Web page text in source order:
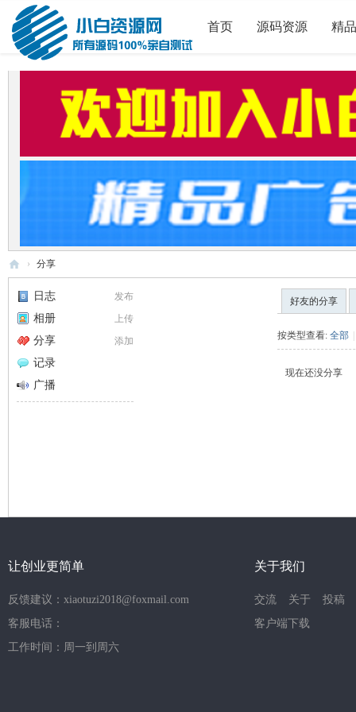
首页 源码资源 精
白
码
› 分享
发布
日志
上传
相册
添加
分享
记录
广播
好友的分享
按类型查看: 全部 |
现在还没分享
让创业更简单
反馈建议：xiaotuzi2018@foxmail.com
客服电话：
工作时间：周一到周六
关于我们
交流 关于
投稿
客户端下载